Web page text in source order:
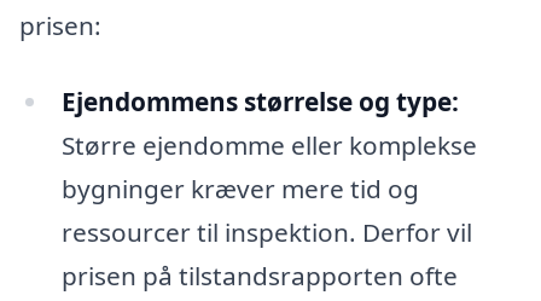
prisen:
Ejendommens størrelse og type:
Større ejendomme eller komplekse
bygninger kræver mere tid og
ressourcer til inspektion. Derfor vil
prisen på tilstandsrapporten ofte